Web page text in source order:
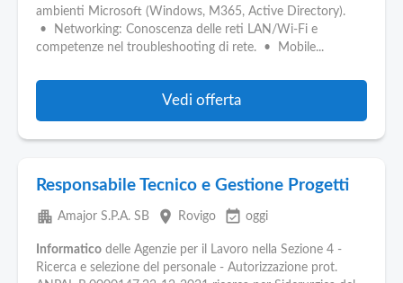
ambienti Microsoft (Windows, M365, Active Directory).
• Networking: Conoscenza delle reti LAN/Wi-Fi e
competenze nel troubleshooting di rete. • Mobile...
Vedi offerta
Responsabile Tecnico e Gestione Progetti
apartment Amajor S.P.A. SB place Rovigo event_available oggi
Informatico delle Agenzie per il Lavoro nella Sezione 4 -
Ricerca e selezione del personale - Autorizzazione prot.